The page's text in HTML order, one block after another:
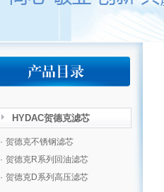
HYDAC贺德克滤芯
· 贺德克不锈钢滤芯
· 贺德克R系列回油滤芯
· 贺德克D系列高压滤芯